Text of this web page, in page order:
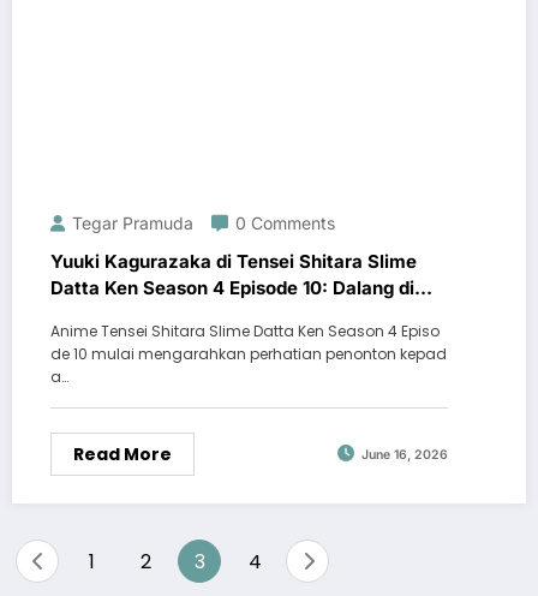
Tegar Pramuda 0 Comments
Yuuki Kagurazaka di Tensei Shitara Slime
Datta Ken Season 4 Episode 10: Dalang di
Anime Tensei Shitara Slime Datta Ken Season 4 Episo
de 10 mulai mengarahkan perhatian penonton kepad
a…
Read More June 16, 2026
Posts
1 2 3 4